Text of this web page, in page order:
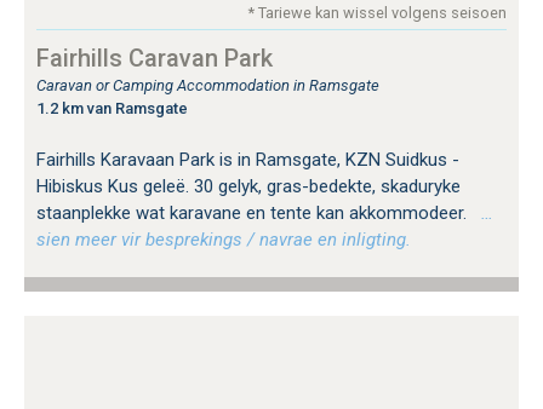
* Tariewe kan wissel volgens seisoen
Fairhills Caravan Park
Caravan or Camping Accommodation in Ramsgate
1.2 km van Ramsgate
Fairhills Karavaan Park is in Ramsgate, KZN Suidkus -
Hibiskus Kus geleë. 30 gelyk, gras-bedekte, skaduryke
staanplekke wat karavane en tente kan akkommodeer.
…
sien meer vir besprekings / navrae en inligting.